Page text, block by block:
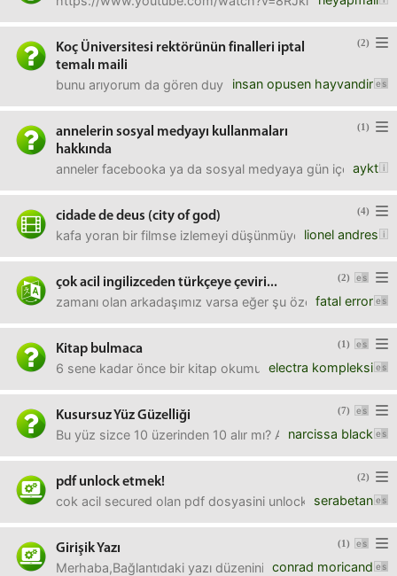
(2)
Koç Üniversitesi rektörünün finalleri iptal
temalı maili
insan opusen hayvandir
bunu arıyorum da gören duyan bir resim paylaşacak olan?
(1)
annelerin sosyal medyayı kullanmaları
hakkında
aykt
anneler facebooka ya da sosyal medyaya gün içerisinde
(4)
cidade de deus (city of god)
lionel andres
kafa yoran bir filmse izlemeyi düşünmüyorum. imdb'deki
(2)
çok acil ingilizceden türkçeye çeviri...
fatal error
zamanı olan arkadaşımız varsa eğer şu özeti
(1)
Kitap bulmaca
electra kompleksi
6 sene kadar önce bir kitap okumuştum. Olay şöyleydi:
(7)
Kusursuz Yüz Güzelliği
narcissa black
Bu yüz sizce 10 üzerinden 10 alır mı? Almazsa hangi
(2)
pdf unlock etmek!
serabetan
cok acil secured olan pdf dosyasini unlock etmem
(1)
Girişik Yazı
conrad moricand
Merhaba,Bağlantıdaki yazı düzenini sağlayan bir